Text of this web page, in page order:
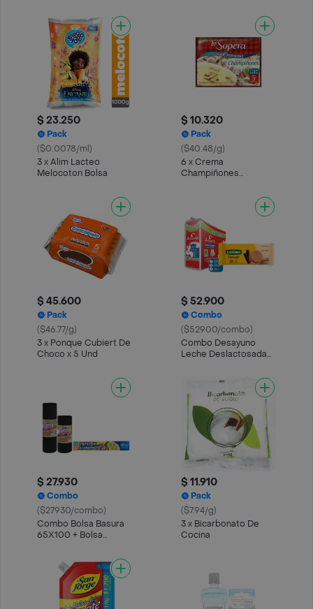
$ 23.250
Pack
($0.0078/ml)
3 x Alim Lacteo
Melocoton Bolsa
$ 10.320
Pack
($40.48/g)
6 x Crema
Champiñones
$ 45.600
Pack
($46.77/g)
3 x Ponque Cubiert De
Choco x 5 Und
$ 52.900
Combo
($52900/combo)
Combo Desayuno
Leche Deslactosada
$ 27.930
Combo
($27930/combo)
Combo Bolsa Basura
65X100 + Bolsa
$ 11.910
Pack
($7.94/g)
3 x Bicarbonato De
Cocina